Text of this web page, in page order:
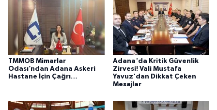
TMMOB Mimarlar
Odası’ndan Adana Askeri
Hastane İçin Çağrı…
Adana'da Kritik Güvenlik
Zirvesi! Vali Mustafa
Yavuz'dan Dikkat Çeken
Mesajlar